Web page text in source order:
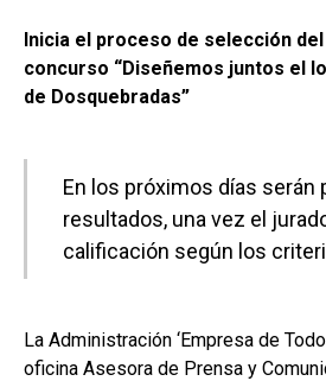
Inicia el proceso de selección
concurso “Diseñemos juntos el
de Dosquebradas”
En los próximos días serán
resultados, una vez el
calificación según los
La Administración ‘Empresa de
oficina Asesora de Prensa y